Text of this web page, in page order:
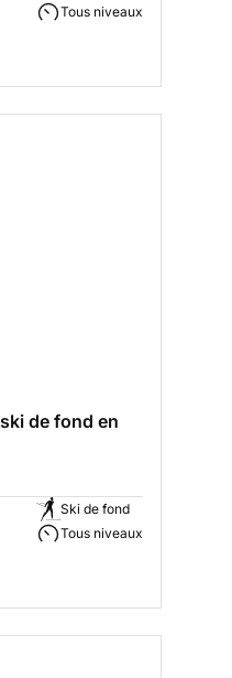
Tous niveaux
de fond en
Ski de fond
Tous niveaux